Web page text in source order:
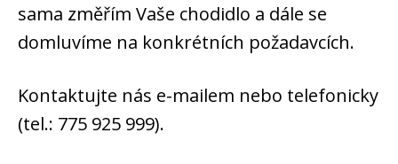
sama změřím Vaše chodidlo a dále se
domluvíme na konkrétních požadavcích.
Kontaktujte nás e-mailem nebo telefonicky
(tel.: 775 925 999).